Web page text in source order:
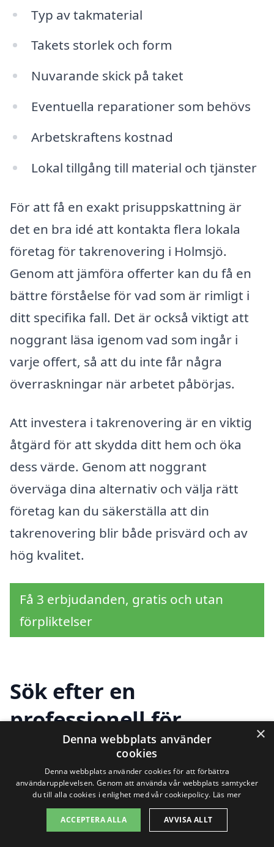
Typ av takmaterial
Takets storlek och form
Nuvarande skick på taket
Eventuella reparationer som behövs
Arbetskraftens kostnad
Lokal tillgång till material och tjänster
För att få en exakt prisuppskattning är
det en bra idé att kontakta flera lokala
företag för takrenovering i Holmsjö.
Genom att jämföra offerter kan du få en
bättre förståelse för vad som är rimligt i
ditt specifika fall. Det är också viktigt att
noggrant läsa igenom vad som ingår i
varje offert, så att du inte får några
överraskningar när arbetet påbörjas.
Att investera i takrenovering är en viktig
åtgärd för att skydda ditt hem och öka
dess värde. Genom att noggrant
överväga dina alternativ och välja rätt
företag kan du säkerställa att din
takrenovering blir både prisvärd och av
hög kvalitet.
Få 3 erbjudanden, gratis och utan
förpliktelser
Sök efter en
professionell för
takrenovering i andra
städer nära Holmsjö
Att hitta hjälp för takrenovering i Holmsjö
×
Denna webbplats använder
cookies
Denna webbplats använder cookies för att förbättra
användarupplevelsen. Genom att använda vår webbplats samtycker
du till alla cookies i enlighet med vår cookiepolicy. Läs mer
ACCEPTERA ALLA AVVISA ALLT